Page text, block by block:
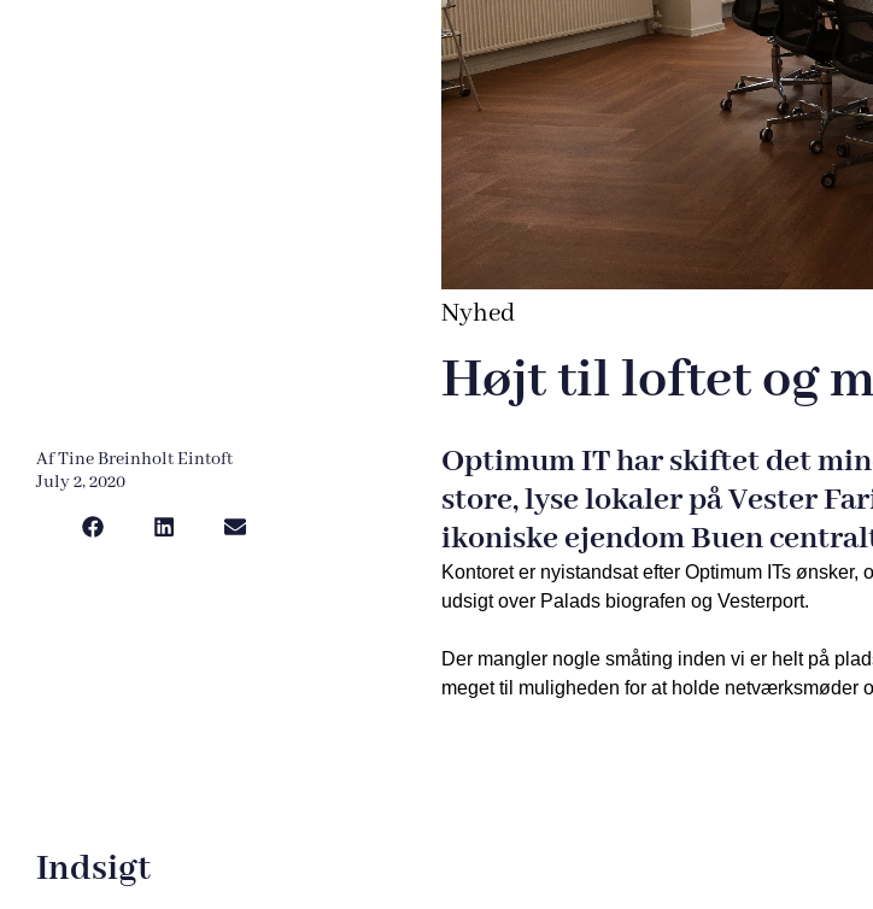
Nyhed
Højt til loftet og
AfTine Breinholt Eintoft
July 2, 2020
Optimum IT har skiftet det
store, lyse lokaler på Vester
ikoniske ejendom Buen
Kontoret er nyistandsat efter Optimum ITs
udsigt over Palads biografen og Vesterport.
Der mangler nogle småting inden vi er helt på
meget til muligheden for at holde netværksmøder
Indsigt